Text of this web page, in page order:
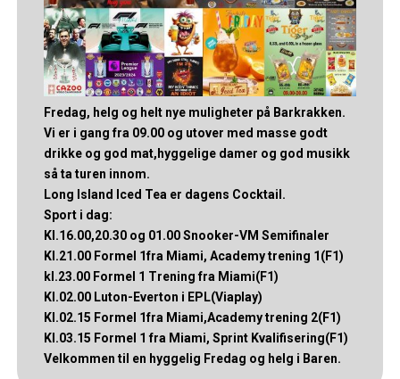
Fredag, helg og helt nye muligheter på Barkrakken.
Vi er i gang fra 09.00 og utover med masse godt
drikke og god mat,hyggelige damer og god musikk
så ta turen innom.
Long Island Iced Tea er dagens Cocktail.
Sport i dag:
Kl.16.00,20.30 og 01.00 Snooker-VM Semifinaler
Kl.21.00 Formel 1fra Miami, Academy trening 1(F1)
kl.23.00 Formel 1 Trening fra Miami(F1)
Kl.02.00 Luton-Everton i EPL(Viaplay)
Kl.02.15 Formel 1fra Miami,Academy trening 2(F1)
Kl.03.15 Formel 1 fra Miami, Sprint Kvalifisering(F1)
Velkommen til en hyggelig Fredag og helg i Baren.